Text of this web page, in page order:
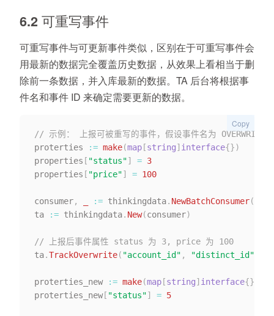
6.2 可重写事件
可重写事件与可更新事件类似，区别在于可重写事件会
用最新的数据完全覆盖历史数据，从效果上看相当于删
除前一条数据，并入库最新的数据。TA 后台将根据事
件名和事件 ID 来确定需要更新的数据。
// 示例： 上报可被重写的事件，假设事件名为
proterties
:= make(map [string] interface{})
properties [ "status"] = 3
properties [ "price"] = 100
consumer, := thinkingdata. NewBatchConsumer(
ta
:= thinkingdata. New(consumer)
// 上报后事件属性 status 为 3, price 为 100
ta.TrackOverwrite( "account_id" , "distinct_id"
proterties_new := make(map [string] interface{}
proterties_new[ "status"] = 5
Copy